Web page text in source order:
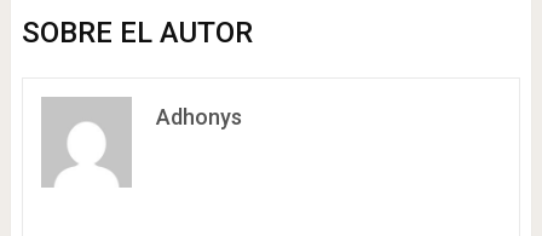
SOBRE EL AUTOR
Adhonys